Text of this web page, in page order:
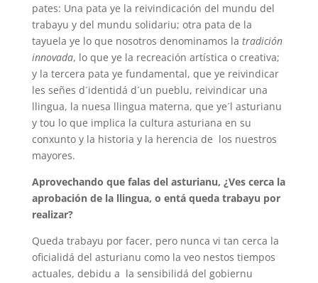
pates: Una pata ye la reivindicación del mundu del
trabayu y del mundu solidariu; otra pata de la
tayuela ye lo que nosotros denominamos la tradición
innovada, lo que ye la recreación artística o creativa;
y la tercera pata ye fundamental, que ye reivindicar
les señes d´identidá d´un pueblu, reivindicar una
llingua, la nuesa llingua materna, que ye´l asturianu
y tou lo que implica la cultura asturiana en su
conxunto y la historia y la herencia de los nuestros
mayores.
Aprovechando que falas del asturianu, ¿Ves cerca la
aprobación de la llingua, o entá queda trabayu por
realizar?
Queda trabayu por facer, pero nunca vi tan cerca la
oficialidá del asturianu como la veo nestos tiempos
actuales, debidu a la sensibilidá del gobiernu